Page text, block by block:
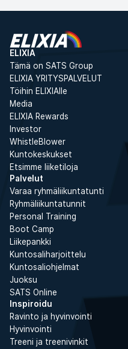
ELIXIA
Tämä on SATS Group
ELIXIA YRITYSPALVELUT
Töihin ELIXIAlle
Media
ELIXIA Rewards
Investor
WhistleBlower
Kuntokeskukset
Etsimme liiketiloja
Palvelut
Varaa ryhmäliikuntatunti
Ryhmäliikuntatunnit
Personal Training
Boot Camp
Liikepankki
Kuntosaliharjoittelu
Kuntosaliohjelmat
Juoksu
SATS Online
Inspiroidu
Ravinto ja hyvinvointi
Hyvinvointi
Treeni ja treenivinkit